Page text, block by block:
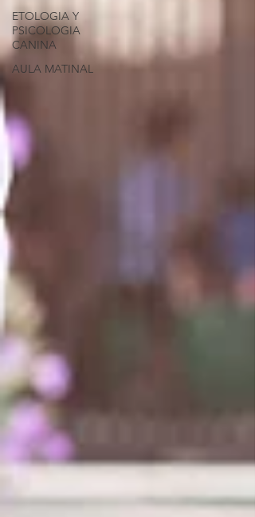
ETOLOGIA Y
PSICOLOGIA
CANINA
AULA MATINAL